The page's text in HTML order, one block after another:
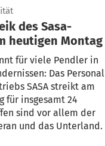
des Sasa-
heutigen Montag
für viele Pendler in
Das Personal
SASA streikt am
für insgesamt 24
sind vor allem der
und das Unterland.